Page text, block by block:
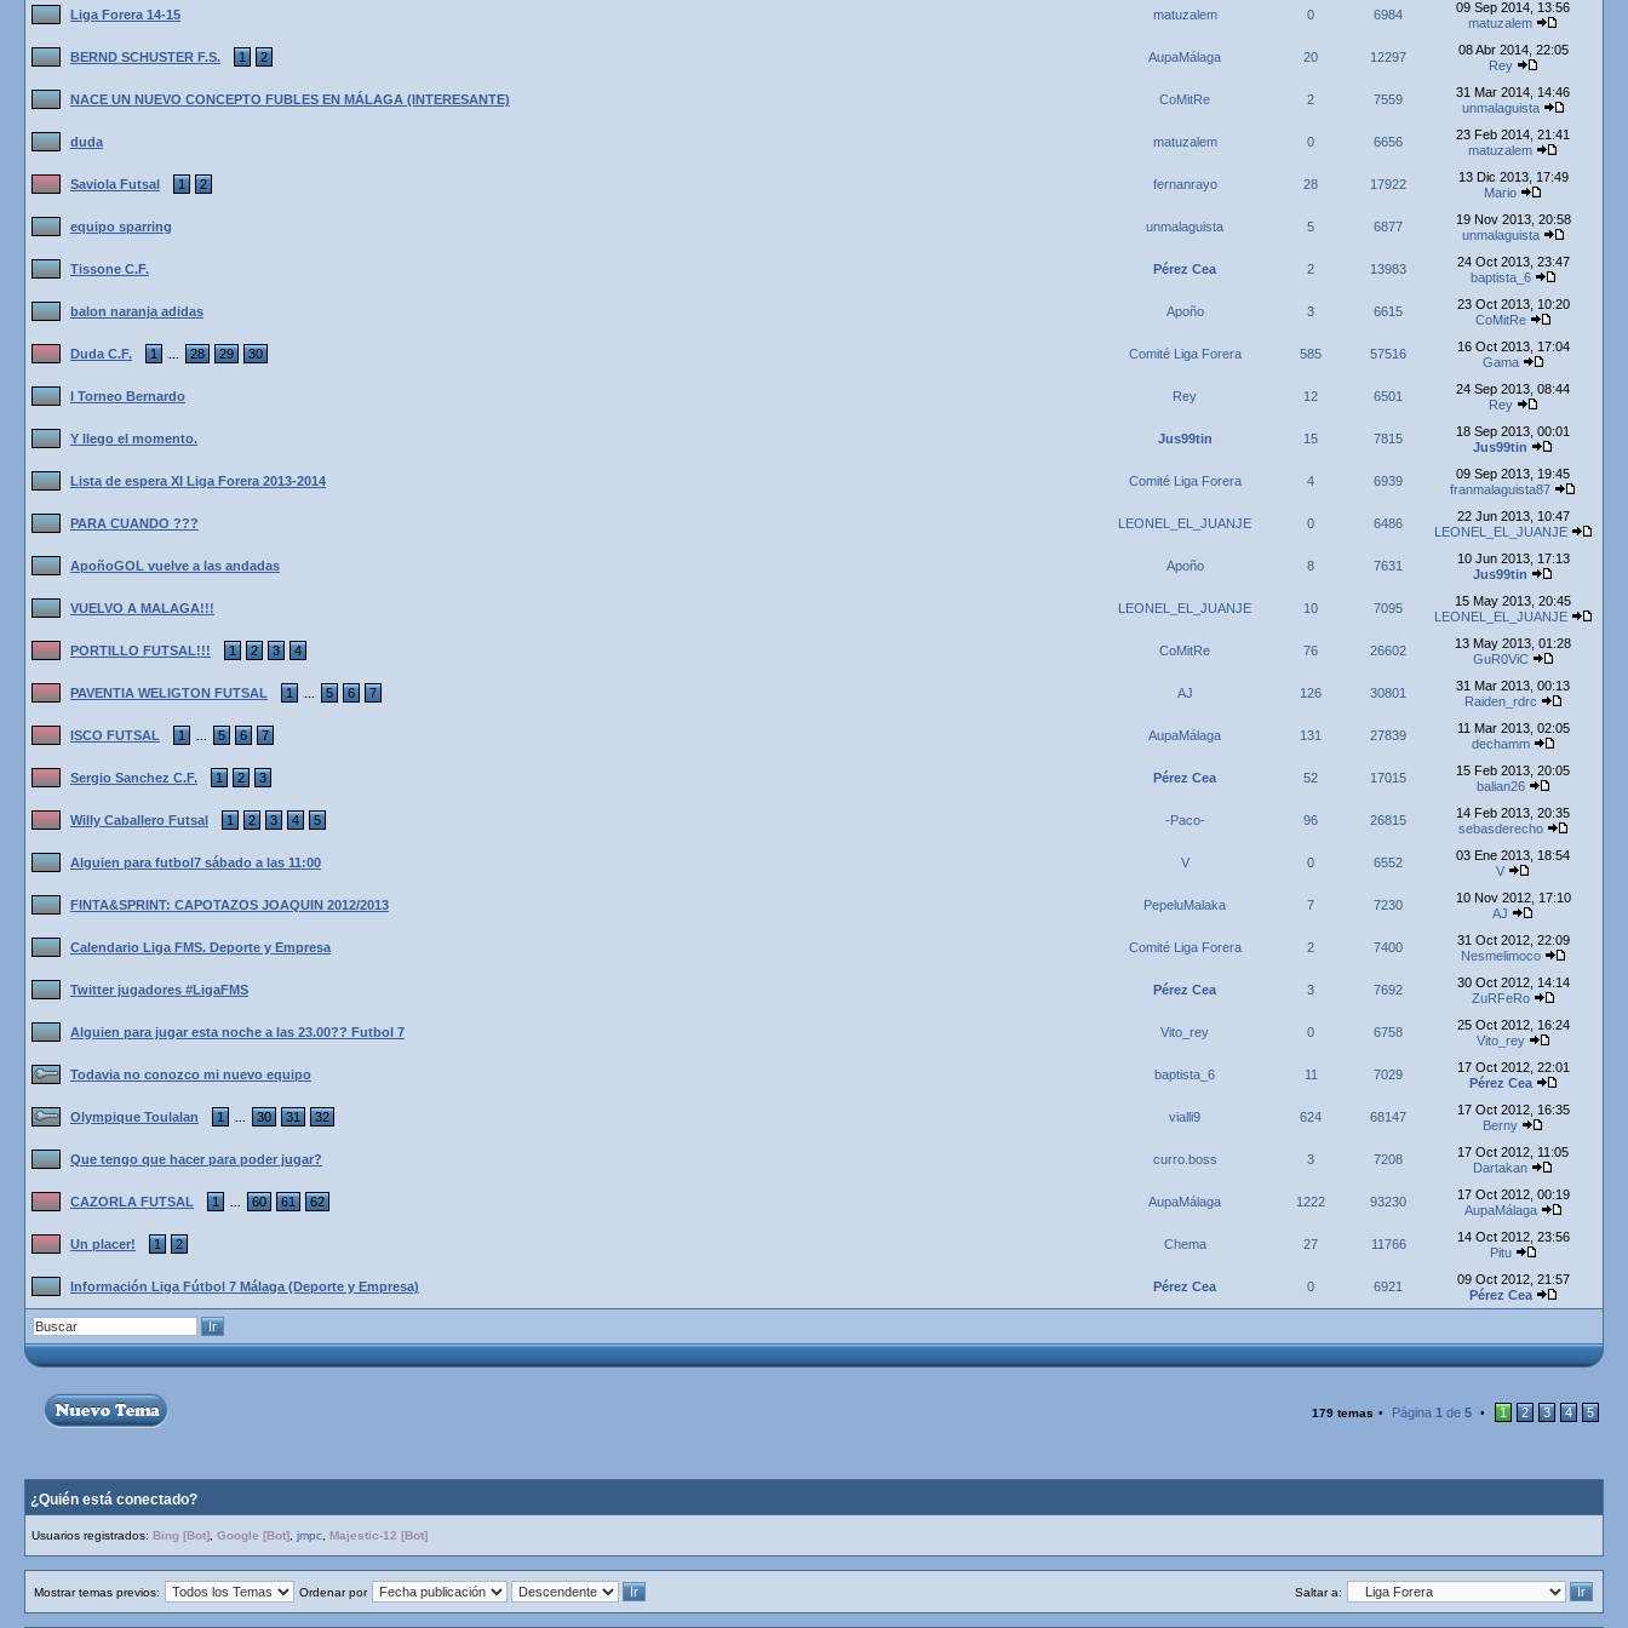
Liga Forera 14-15 matuzalem 0 6984
09 Sep 2014, 13:56
matuzalem
BERND SCHUSTER F.S. 1 2 AupaMálaga 20 12297
08 Abr 2014, 22:05
Rey
NACE UN NUEVO CONCEPTO FUBLES EN MÁLAGA (INTERESANTE) CoMitRe 2 7559
31 Mar 2014, 14:46
unmalaguista
duda matuzalem 0 6656
23 Feb 2014, 21:41
matuzalem
Saviola Futsal 1 2 fernanrayo 28 17922
13 Dic 2013, 17:49
Mario
equipo sparring unmalaguista 5 6877
19 Nov 2013, 20:58
unmalaguista
Tissone C.F. Pérez Cea 2 13983
24 Oct 2013, 23:47
baptista_6
balon naranja adidas Apoño 3 6615
23 Oct 2013, 10:20
CoMitRe
Duda C.F. 1 28 29 30 Comité Liga Forera 585 57516
16 Oct 2013, 17:04
Gama
I Torneo Bernardo Rey 12 6501
24 Sep 2013, 08:44
Rey
Y llego el momento. Jus99tin 15 7815
18 Sep 2013, 00:01
Jus99tin
Lista de espera XI Liga Forera 2013-2014 Comité Liga Forera 4 6939
09 Sep 2013, 19:45
franmalaguista87
PARA CUANDO ??? LEONEL_EL_JUANJE 0 6486
22 Jun 2013, 10:47
LEONEL_EL_JUANJE
ApoñoGOL vuelve a las andadas Apoño 8 7631
10 Jun 2013, 17:13
Jus99tin
VUELVO A MALAGA!!! LEONEL_EL_JUANJE 10 7095
15 May 2013, 20:45
LEONEL_EL_JUANJE
PORTILLO FUTSAL!!! 1 2 3 4 CoMitRe 76 26602
13 May 2013, 01:28
GuR0ViC
PAVENTIA WELIGTON FUTSAL 1 5 6 7 AJ 126 30801
31 Mar 2013, 00:13
Raiden_rdrc
ISCO FUTSAL 1 5 6 7 AupaMálaga 131 27839
11 Mar 2013, 02:05
dechamm
Sergio Sanchez C.F. 1 2 3 Pérez Cea 52 17015
15 Feb 2013, 20:05
balian26
Willy Caballero Futsal 1 2 3 4 5 -Paco- 96 26815
14 Feb 2013, 20:35
sebasderecho
Alguien para futbol7 sábado a las 11:00 V 0 6552
03 Ene 2013, 18:54
V
FINTA&SPRINT: CAPOTAZOS JOAQUIN 2012/2013 PepeluMalaka 7 7230
10 Nov 2012, 17:10
AJ
Calendario Liga FMS. Deporte y Empresa Comité Liga Forera 2 7400
31 Oct 2012, 22:09
Nesmelimoco
Twitter jugadores #LigaFMS Pérez Cea 3 7692
30 Oct 2012, 14:14
ZuRFeRo
Alguien para jugar esta noche a las 23.00?? Futbol 7 Vito_rey 0 6758
25 Oct 2012, 16:24
Vito_rey
Todavia no conozco mi nuevo equipo baptista_6 11 7029
17 Oct 2012, 22:01
Pérez Cea
Olympique Toulalan 1 30 31 32 vialli9 624 68147
17 Oct 2012, 16:35
Berny
Que tengo que hacer para poder jugar? curro.boss 3 7208
17 Oct 2012, 11:05
Dartakan
CAZORLA FUTSAL 1 60 61 62 AupaMálaga 1222 93230
17 Oct 2012, 00:19
AupaMálaga
Un placer! 1 2 Chema 27 11766
14 Oct 2012, 23:56
Pitu
Información Liga Fútbol 7 Málaga‏ (Deporte y Empresa) Pérez Cea 0 6921
09 Oct 2012, 21:57
Pérez Cea
179 temas • Página 1 de 5 • 1 2 3 4 5
¿Quién está conectado?
Usuarios registrados: Bing [Bot] Google [Bot] jmpc Majestic-12 [Bot]
Mostrar temas previos: Ordenar por Saltar a: